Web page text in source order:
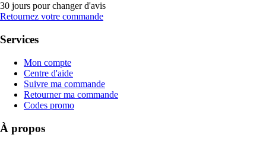
30 jours pour changer d'avis
Retournez votre commande
Services
Mon compte
Centre d'aide
Suivre ma commande
Retourner ma commande
Codes promo
À propos